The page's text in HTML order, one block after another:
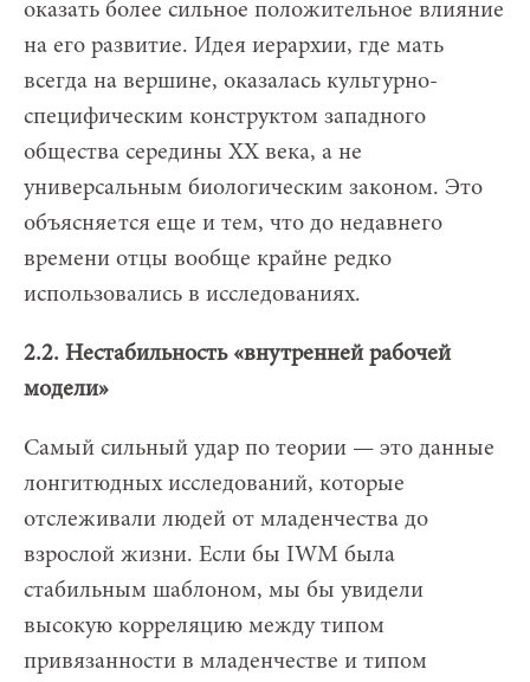
оказать более сильное положительное влияние
на его развитие. Идея иерархии, где мать
всегда на вершине, оказалась культурно-
специфическим конструктом западного
общества середины XX века, а не
универсальным биологическим законом. Это
объясняется еще и тем, что до недавнего
времени отцы вообще крайне редко
использовались в исследованиях.
2.2. Нестабильность «внутренней рабочей
модели»
Самый сильный удар по теории — это данные
лонгитюдных исследований, которые
отслеживали людей от младенчества до
взрослой жизни. Если бы IWM была
стабильным шаблоном, мы бы увидели
высокую корреляцию между типом
привязанности в младенчестве и типом